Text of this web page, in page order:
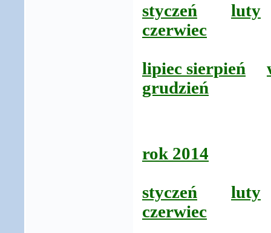
styczeń
luty
czerwiec
lipiec sierpień
grudzień
rok 2014
styczeń
luty
czerwiec